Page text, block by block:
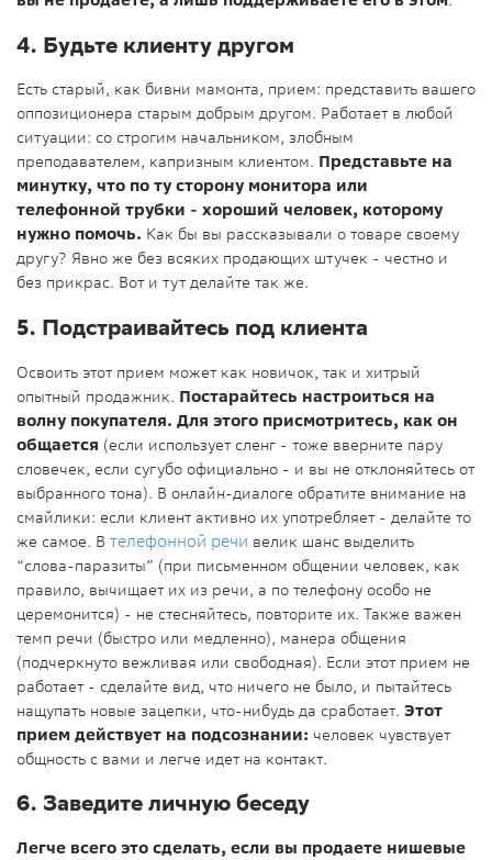
4. Будьте клиенту другом
Есть старый, как бивни мамонта, прием: представить вашего
оппозиционера старым добрым другом. Работает в любой
ситуации: со строгим начальником, злобным
преподавателем, капризным клиентом. Представьте на
минутку, что по ту сторону монитора или
телефонной трубки - хороший человек, которому
нужно помочь. Как бы вы рассказывали о товаре своему
другу? Явно же без всяких продающих штучек - честно и
без прикрас. Вот и тут делайте так же.
5. Подстраивайтесь под клиента
Освоить этот прием может как новичок, так и хитрый
опытный продажник. Постарайтесь настроиться на
волну покупателя. Для этого присмотритесь, как он
общается (если использует сленг - тоже вверните пару
словечек, если сугубо официально - и вы не отклоняйтесь от
выбранного тона). В онлайн-диалоге обратите внимание на
смайлики: если клиент активно их употребляет - делайте то
же самое. В телефонной речи велик шанс выделить
“слова-паразиты” (при письменном общении человек, как
правило, вычищает их из речи, а по телефону особо не
церемонится) - не стесняйтесь, повторите их. Также важен
темп речи (быстро или медленно), манера общения
(подчеркнуто вежливая или свободная). Если этот прием не
работает - сделайте вид, что ничего не было, и пытайтесь
нащупать новые зацепки, что-нибудь да сработает. Этот
прием действует на подсознании: человек чувствует
общность с вами и легче идет на контакт.
6. Заведите личную беседу
Легче всего это сделать, если вы продаете нишевые